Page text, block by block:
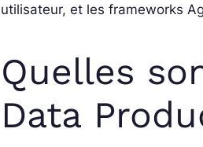
utilisateur, et les frameworks
Quelles
Data